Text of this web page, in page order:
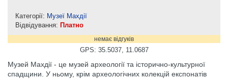
Категорії: Музеї Махдії
Відвідування: Платно
немає відгуків
GPS: 35.5037, 11.0687
Музей Махдії - це музей археології та історично-культурної
спадщини. У ньому, крім археологічних колекцій експонатів